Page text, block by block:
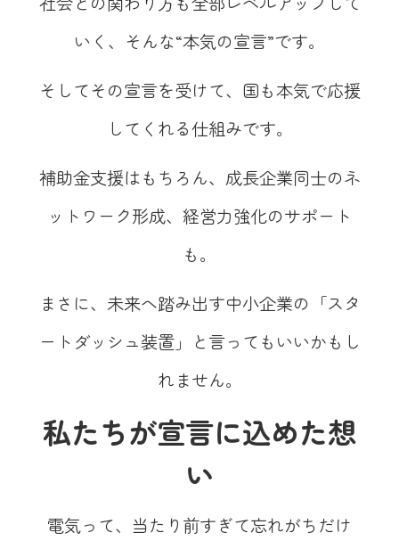
いく、そんな“本気の宣言”です。
そしてその宣言を受けて、国も本気で応援
してくれる仕組みです。
補助金支援はもちろん、成長企業同士のネ
ットワーク形成、経営力強化のサポート
も。
まさに、未来へ踏み出す中小企業の「スタ
ートダッシュ装置」と言ってもいいかもし
れません。
私たちが宣言に込めた想
い
電気って、当たり前すぎて忘れがちだけ